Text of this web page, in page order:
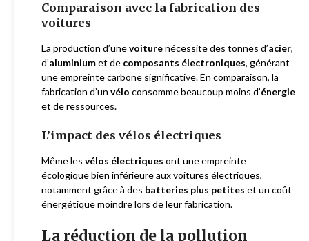
Comparaison avec la fabrication des
voitures
La production d’unevoiturenécessite des tonnes d’acier,
d’aluminiumet de composants électroniques, générant
une empreinte carbone significative. En comparaison, la
fabrication d’un vélo consomme beaucoup moins d’énergie
et de ressources.
L’impact des vélos électriques
Même les vélos électriques ont une empreinte
écologique bien inférieure aux voitures électriques,
notamment grâce à des batteries plus petites et un coût
énergétique moindre lors de leur fabrication.
La réduction de la pollution